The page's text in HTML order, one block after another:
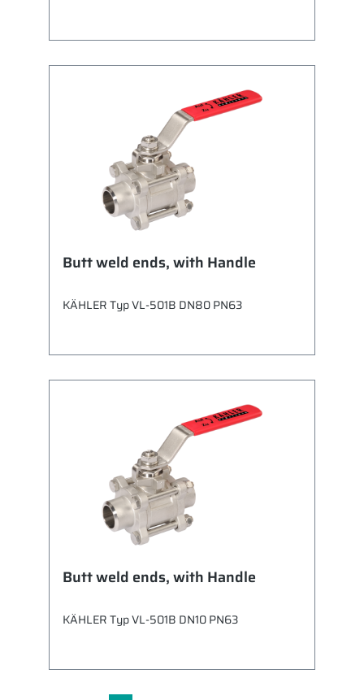
Butt weld ends, with Handle
KÄHLER Typ VL-501B DN80 PN63
Butt weld ends, with Handle
KÄHLER Typ VL-501B DN10 PN63